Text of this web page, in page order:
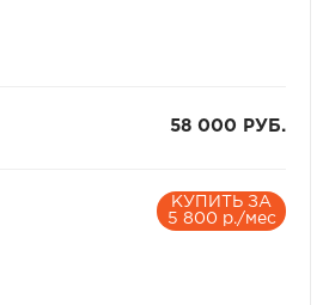
58 000 РУБ.
КУПИТЬ ЗА
5 800 р./мес